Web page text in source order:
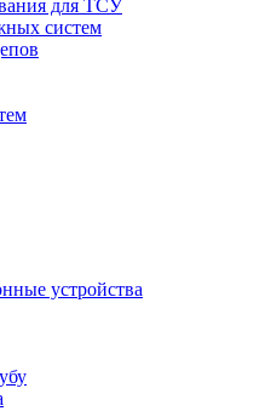
для ТСУ
систем
устройства